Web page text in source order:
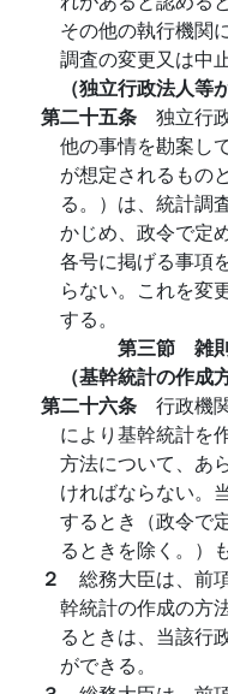
その他の執行機関
調査の変更又は中
（独立行政法人等
第二十五条 独立行
他の事情を勘案し
が想定されるもの
る。）は、統計調
かじめ、政令で定
各号に掲げる事項
らない。これを変
する。
第三節 雑
（基幹統計の作成
第二十六条 行政機
により基幹統計を
方法について、あ
ければならない。
するとき（政令で
るときを除く。）
２ 総務大臣は、前
幹統計の作成の方
るときは、当該行
ができる。